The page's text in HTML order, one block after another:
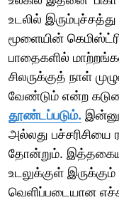
உடலில்
மூளையின்
பாதைகளில்
சிலருக்குத் நாள்
வேண்டும் என்ற
தூண்டப்படும்.
அல்லது பச்சரிசியை
தோன்றும்.
உடலுக்குள்
வெளிப்படையான